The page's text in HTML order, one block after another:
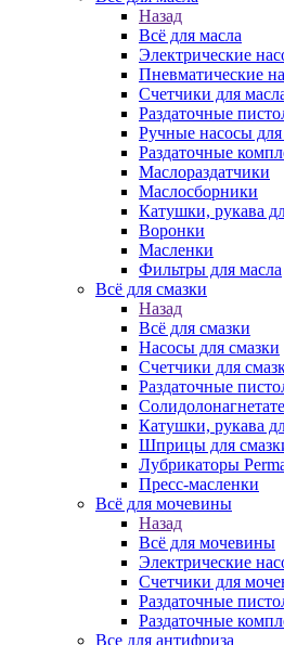
Назад
Всё для масла
Электрические
Пневматические
Счетчики для
Раздаточные
Ручные насосы для
Раздаточные
Маслораздатчики
Маслосборники
Катушки, рукава
Воронки
Масленки
Фильтры для масла
Всё для смазки
Назад
Всё для смазки
Насосы для смазки
Счетчики для
Раздаточные
Катушки, рукава
Шприцы для
Лубрикаторы
Пресс-масленки
Всё для мочевины
Назад
Всё для мочевины
Электрические
Счетчики для
Раздаточные
Раздаточные
Все для антифриза